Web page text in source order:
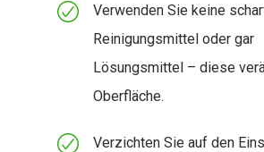
Verwenden Sie keine
Reinigungsmittel oder gar
Lösungsmittel – diese
Oberfläche.
Verzichten Sie auf den